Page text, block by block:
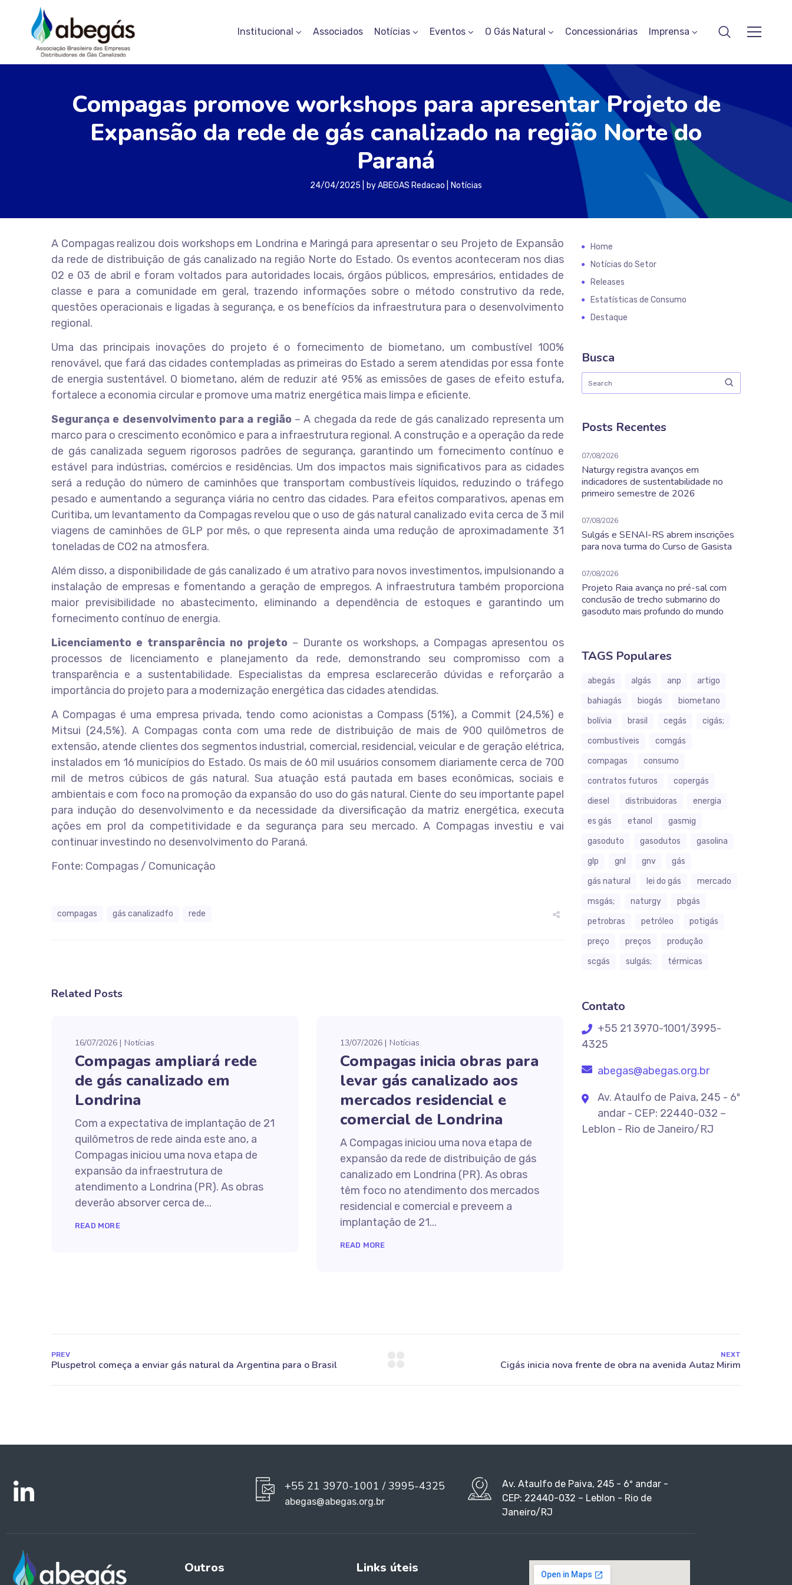
Institucional Associados Notícias Eventos O Gás Natural Concessionárias Imprensa
Compagas promove workshops para apresentar Projeto de
Expansão da rede de gás canalizado na região Norte do
Paraná
24/04/2025 byABEGAS Redacao Notícias
A Compagas realizou dois workshops em Londrina e Maringá para apresentar o seu Projeto de Expansão
da rede de distribuição de gás canalizado na região Norte do Estado. Os eventos aconteceram nos dias
02 e 03 de abril e foram voltados para autoridades locais, órgãos públicos, empresários, entidades de
classe e para a comunidade em geral, trazendo informações sobre o método construtivo da rede,
questões operacionais e ligadas à segurança, e os benefícios da infraestrutura para o desenvolvimento
regional.
Uma das principais inovações do projeto é o fornecimento de biometano, um combustível 100%
renovável, que fará das cidades contempladas as primeiras do Estado a serem atendidas por essa fonte
de energia sustentável. O biometano, além de reduzir até 95% as emissões de gases de efeito estufa,
fortalece a economia circular e promove uma matriz energética mais limpa e eficiente.
Segurança e desenvolvimento para a região– A chegada da rede de gás canalizado representa um
marco para o crescimento econômico e para a infraestrutura regional. A construção e a operação da rede
de gás canalizada seguem rigorosos padrões de segurança, garantindo um fornecimento contínuo e
estável para indústrias, comércios e residências. Um dos impactos mais significativos para as cidades
será a redução do número de caminhões que transportam combustíveis líquidos, reduzindo o tráfego
pesado e aumentando a segurança viária no centro das cidades. Para efeitos comparativos, apenas em
Curitiba, um levantamento da Compagas revelou que o uso de gás natural canalizado evita cerca de 3 mil
viagens de caminhões de GLP por mês, o que representa ainda uma redução de aproximadamente 31
toneladas de CO2 na atmosfera.
Além disso, a disponibilidade de gás canalizado é um atrativo para novos investimentos, impulsionando a
instalação de empresas e fomentando a geração de empregos. A infraestrutura também proporciona
maior previsibilidade no abastecimento, eliminando a dependência de estoques e garantindo um
fornecimento contínuo de energia.
Licenciamento e transparência no projeto– Durante os workshops, a Compagas apresentou os
processos de licenciamento e planejamento da rede, demonstrando seu compromisso com a
transparência e a sustentabilidade. Especialistas da empresa esclarecerão dúvidas e reforçarão a
importância do projeto para a modernização energética das cidades atendidas.
A Compagas é uma empresa privada, tendo como acionistas a Compass (51%), a Commit (24,5%) e
Mitsui (24,5%). A Compagas conta com uma rede de distribuição de mais de 900 quilômetros de
extensão, atende clientes dos segmentos industrial, comercial, residencial, veicular e de geração elétrica,
instalados em 16 municípios do Estado. Os mais de 60 mil usuários consomem diariamente cerca de 700
mil de metros cúbicos de gás natural. Sua atuação está pautada em bases econômicas, sociais e
ambientais e com foco na promoção da expansão do uso do gás natural. Ciente do seu importante papel
para indução do desenvolvimento e da necessidade da diversificação da matriz energética, executa
ações em prol da competitividade e da segurança para seu mercado. A Compagas investiu e vai
continuar investindo no desenvolvimento do Paraná.
Fonte: Compagas / Comunicação
compagas gás canalizadfo rede
Related Posts
16/07/2026 Notícias
Compagas ampliará rede
de gás canalizado em
Londrina
Com a expectativa de implantação de 21
quilômetros de rede ainda este ano, a
Compagas iniciou uma nova etapa de
expansão da infraestrutura de
atendimento a Londrina (PR). As obras
deverão absorver cerca de...
READ MORE
13/07/2026 Notícias
Compagas inicia obras para
levar gás canalizado aos
mercados residencial e
comercial de Londrina
A Compagas iniciou uma nova etapa de
expansão da rede de distribuição de gás
canalizado em Londrina (PR). As obras
têm foco no atendimento dos mercados
residencial e comercial e preveem a
implantação de 21...
READ MORE
Home
Notícias do Setor
Releases
Estatísticas de Consumo
Destaque
Busca
Posts Recentes
07/08/2026
Naturgy registra avanços em
indicadores de sustentabilidade no
primeiro semestre de 2026
07/08/2026
Sulgás e SENAI-RS abrem inscrições
para nova turma do Curso de Gasista
07/08/2026
Projeto Raia avança no pré-sal com
conclusão de trecho submarino do
gasoduto mais profundo do mundo
TAGS Populares
abegás algás anp
artigo
bahiagás
biogás
biometano
bolívia
brasil cegás
cigás;
combustíveis
comgás
compagas
consumo
contratos futuros
copergás
diesel
distribuidoras
energia
es gás
etanol
gasmig
gasoduto
gasodutos
gasolina
glp
gnl gnv
gás
gás natural
lei do gás
mercado
msgás;
naturgy
pbgás
petrobras
petróleo
potigás
preço
preços
produção
scgás
sulgás; térmicas
Contato
+55 21 3970-1001/3995-
4325
abegas@abegas.org.br
Av. Ataulfo de Paiva, 245 - 6º
andar - CEP: 22440-032 –
Leblon - Rio de Janeiro/RJ
PREV NEXT
+55 21 3970-1001 / 3995-4325
abegas@abegas.org.br
Av. Ataulfo de Paiva, 245 - 6º andar -
CEP: 22440-032 – Leblon - Rio de
Janeiro/RJ
Outros Links úteis